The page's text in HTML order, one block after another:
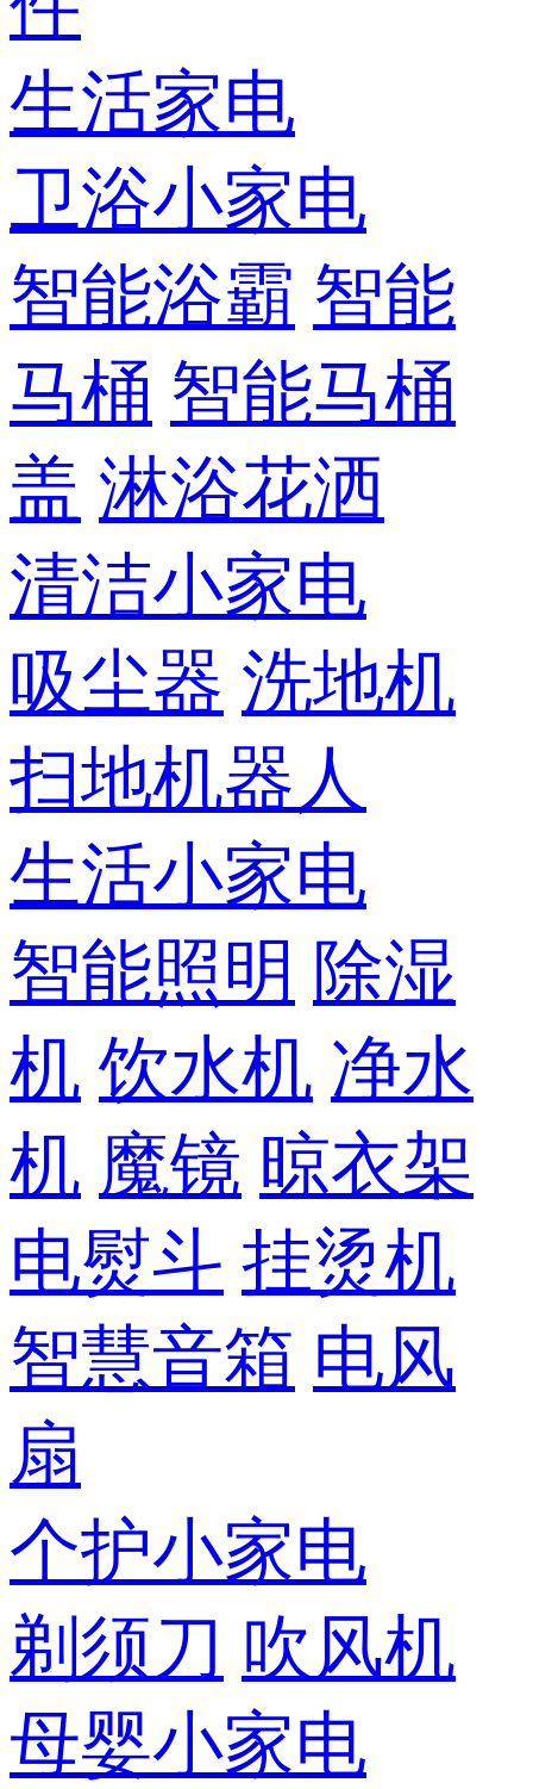
生活家电
卫浴小家电
智能浴霸 智能
马桶 智能马桶
盖 淋浴花洒
清洁小家电
吸尘器 洗地机
扫地机器人
生活小家电
智能照明 除湿
机 饮水机 净水
机 魔镜 晾衣架
电熨斗 挂烫机
智慧音箱 电风
扇
个护小家电
剃须刀 吹风机
母婴小家电